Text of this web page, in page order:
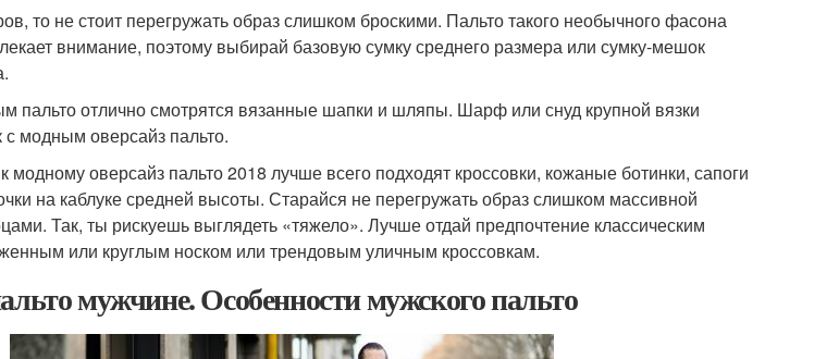
то не стоит перегружать образ слишком броскими. Пальто такого необычного фасона
внимание, поэтому выбирай базовую сумку среднего размера или сумку-мешок
пальто отлично смотрятся вязанные шапки и шляпы. Шарф или снуд крупной вязки
с модным оверсайз пальто.
модному оверсайз пальто 2018 лучше всего подходят кроссовки, кожаные ботинки, сапоги
на каблуке средней высоты. Старайся не перегружать образ слишком массивной
Так, ты рискуешь выглядеть «тяжело». Лучше отдай предпочтение классическим
или круглым носком или трендовым уличным кроссовкам.
мужчине. Особенности мужского пальто